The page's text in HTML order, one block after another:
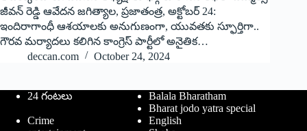
జీవన్‌ ‌రెడ్డి ఆవేదన జగిత్యాల, ప్రజాతంత్ర, అక్టోబర్‌ 24:
ఇం‌దిరాగాంధీ ఆశయాలకు అనుగుణంగా, యువతకు స్ఫూర్తిగా..
గౌరవ మర్యాదలు కలిగిన కాంగ్రెస్‌ ‌పార్టీలో అనైతిక…
deccan.com
October 24, 2024
24 గంటలు
Balala Bharatham
Bharat jodo yatra special
Crime
English